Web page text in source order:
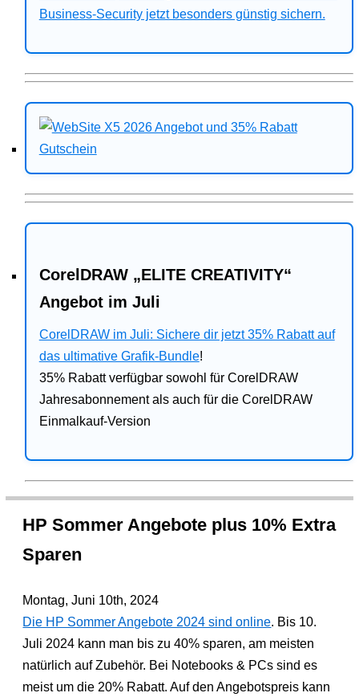
Business-Security jetzt besonders günstig sichern.
CorelDRAW „ELITE CREATIVITY“
Angebot im Juli
CorelDRAW im Juli: Sichere dir jetzt 35% Rabatt auf
das ultimative Grafik-Bundle!
35% Rabatt verfügbar sowohl für CorelDRAW
Jahresabonnement als auch für die CorelDRAW
Einmalkauf-Version
HP Sommer Angebote plus 10% Extra
Sparen
Montag, Juni 10th, 2024
Die HP Sommer Angebote 2024 sind online. Bis 10.
Juli 2024 kann man bis zu 40% sparen, am meisten
natürlich auf Zubehör. Bei Notebooks & PCs sind es
meist um die 20% Rabatt. Auf den Angebotspreis kann